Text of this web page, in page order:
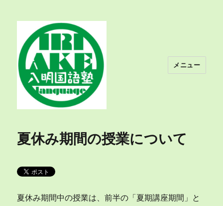
メニュー
夏休み期間の授業について
夏休み期間中の授業は、前半の「夏期講座期間」と